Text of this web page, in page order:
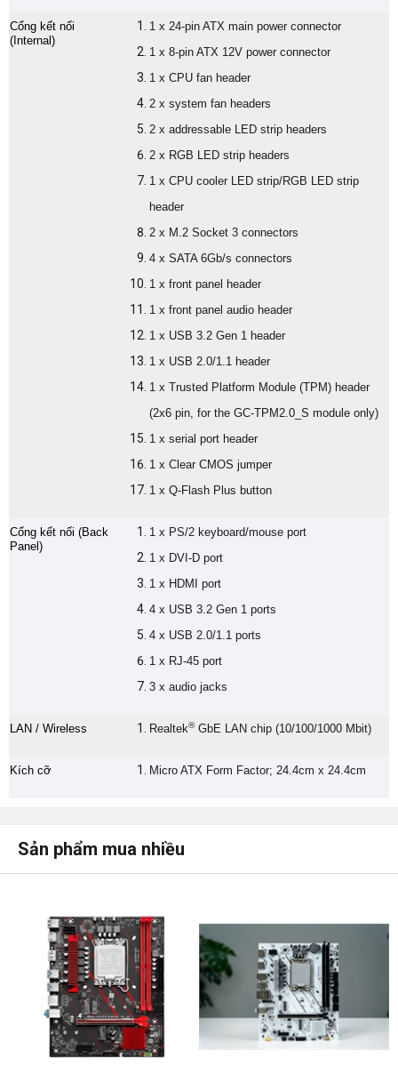
Cổng kết nối
(Internal)
1 x 24-pin ATX main power connector
1 x 8-pin ATX 12V power connector
1 x CPU fan header
2 x system fan headers
2 x addressable LED strip headers
2 x RGB LED strip headers
1 x CPU cooler LED strip/RGB LED strip
header
2 x M.2 Socket 3 connectors
4 x SATA 6Gb/s connectors
1 x front panel header
1 x front panel audio header
1 x USB 3.2 Gen 1 header
1 x USB 2.0/1.1 header
1 x Trusted Platform Module (TPM) header
(2x6 pin, for the GC-TPM2.0_S module only)
1 x serial port header
1 x Clear CMOS jumper
1 x Q-Flash Plus button
Cổng kết nối (Back
Panel)
1 x PS/2 keyboard/mouse port
1 x DVI-D port
1 x HDMI port
4 x USB 3.2 Gen 1 ports
4 x USB 2.0/1.1 ports
1 x RJ-45 port
3 x audio jacks
LAN / Wireless Realtek®GbE LAN chip (10/100/1000 Mbit)
Kích cỡ Micro ATX Form Factor; 24.4cm x 24.4cm
Sản phẩm mua nhiều